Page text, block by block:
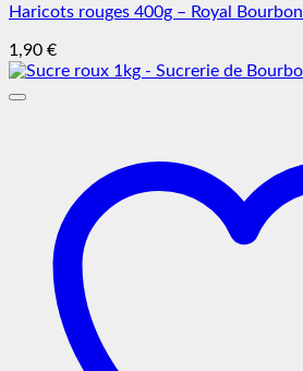
Haricots rouges 400g – Royal Bourbon
1,90 €